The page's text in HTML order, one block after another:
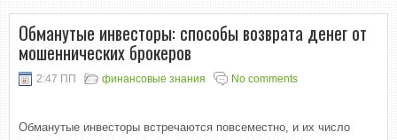
Обманутые инвесторы: способы возврата денег от
мошеннических брокеров
2:47 ПП финансовые знания No comments
Обманутые инвесторы встречаются повсеместно, и их число